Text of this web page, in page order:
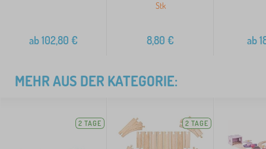
ab102,80 €
Stk
8,80 € ab
MEHR AUS DER KATEGORIE:
2 TAGE 2 TAGE